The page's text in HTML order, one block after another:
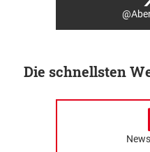
Die schnellsten